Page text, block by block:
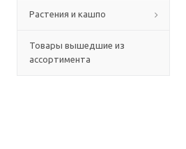
Растения и кашпо
Товары вышедшие из
ассортимента